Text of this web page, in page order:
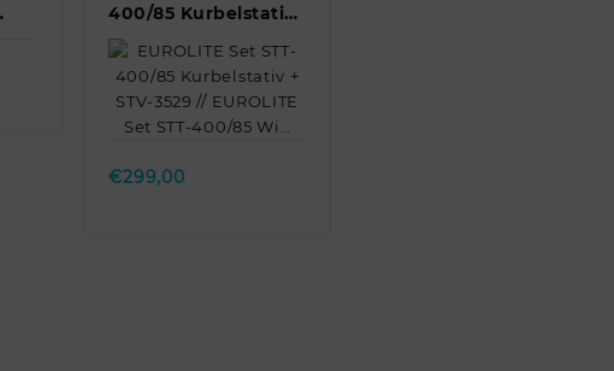
400/85 Kurbelstativ
+ STV-3529 //
EUROLITE Set STT-
400/85 Wi…
Quick view
€299,00